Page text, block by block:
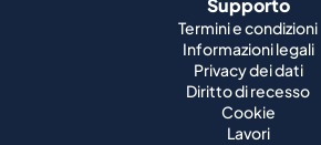
Supporto
Termini e condizioni
Informazioni legali
Privacy dei dati
Diritto di recesso
Cookie
Lavori